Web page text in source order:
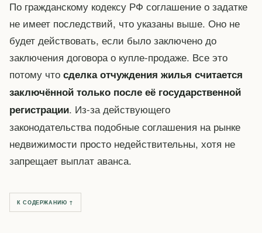
По гражданскому кодексу РФ соглашение о задатке
не имеет последствий, что указаны выше. Оно не
будет действовать, если было заключено до
заключения договора о купле-продаже. Все это
потому что сделка отчуждения жилья считается
заключённой только после её государственной
регистрации. Из-за действующего
законодательства подобные соглашения на рынке
недвижимости просто недействительны, хотя не
запрещает выплат аванса.
К СОДЕРЖАНИЮ ↑